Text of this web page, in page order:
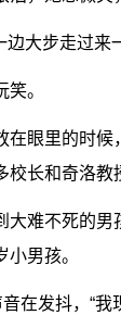
边大步走过
。
在眼里的时
校长和奇洛教
大难不死的
男孩。
音在发抖，“